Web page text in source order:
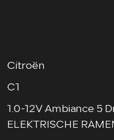
Citroën
C1
1.0-12V Ambiance 5
ELEKTRISCHE